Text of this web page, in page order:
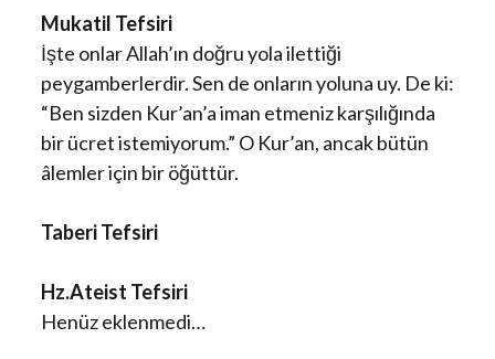
Mukatil Tefsiri
İşte onlar Allah’ın doğru yola ilettiği
peygamberlerdir. Sen de onların yoluna uy. De ki:
“Ben sizden Kur’an’a iman etmeniz karşılığında
bir ücret istemiyorum.” O Kur’an, ancak bütün
âlemler için bir öğüttür.
Taberi Tefsiri
Hz.Ateist Tefsiri
Henüz eklenmedi…